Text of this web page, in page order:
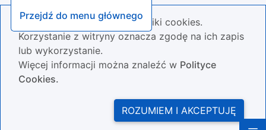
Przejdź do menu głównego
Nasza strona wykorzystuje pliki cookies.
Korzystanie z witryny oznacza zgodę na ich zapis
lub wykorzystanie.
Więcej informacji można znaleźć w Polityce
Cookies.
ROZUMIEM I AKCEPTUJĘ